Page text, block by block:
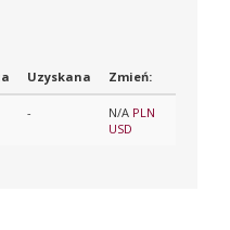
Uzyskana Zmień:
- N/A PLN
USD